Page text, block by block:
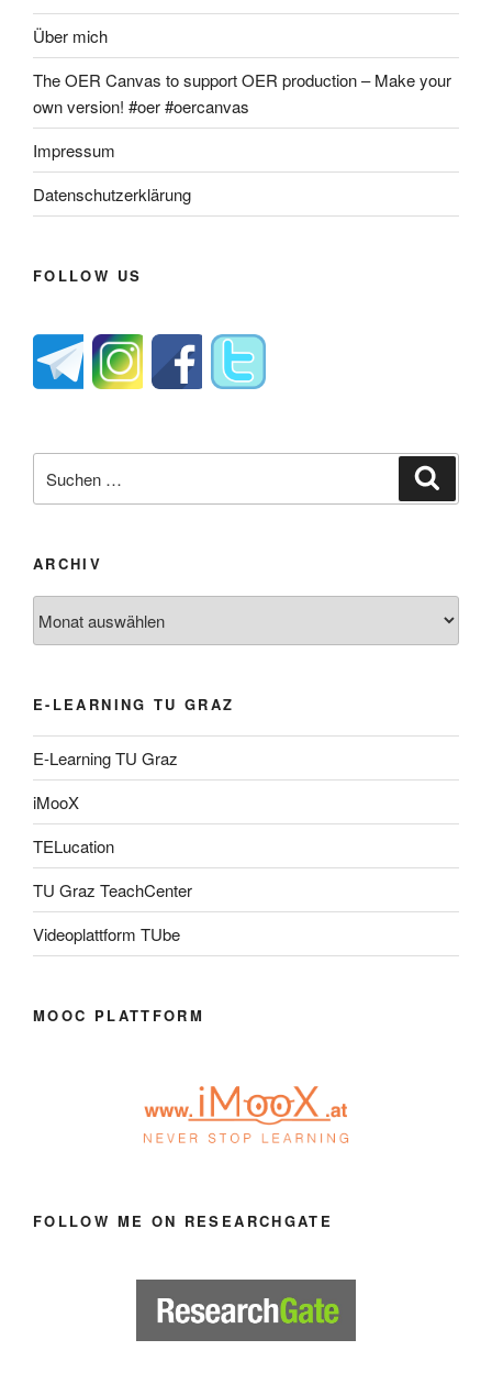
Über mich
The OER Canvas to support OER production – Make your
own version! #oer #oercanvas
Impressum
Datenschutzerklärung
FOLLOW US
nach:
ARCHIV
E-LEARNING TU GRAZ
E-Learning TU Graz
iMooX
TELucation
TU Graz TeachCenter
Videoplattform TUbe
MOOC PLATTFORM
FOLLOW ME ON RESEARCHGATE